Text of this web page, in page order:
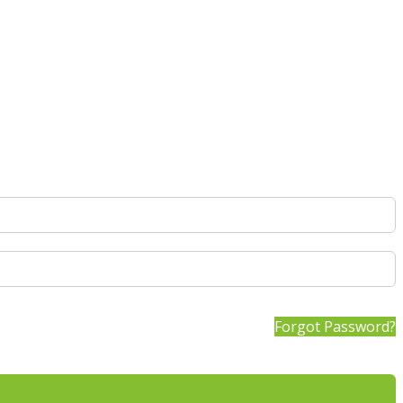
Forgot Password?